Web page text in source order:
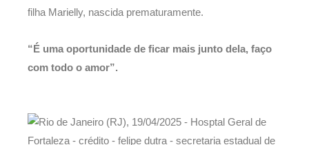
filha Marielly, nascida prematuramente.
“É uma oportunidade de ficar mais junto dela, faço
com todo o amor”.